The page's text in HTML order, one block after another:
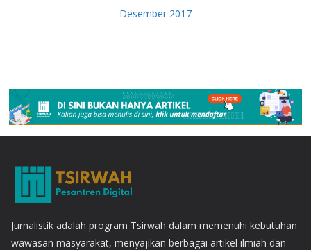
Desember 2017
Jurnalistik adalah program Tsirwah dalam memenuhi kebutuhan
wawasan masyarakat, menyajikan berbagai artikel ilmiah dan